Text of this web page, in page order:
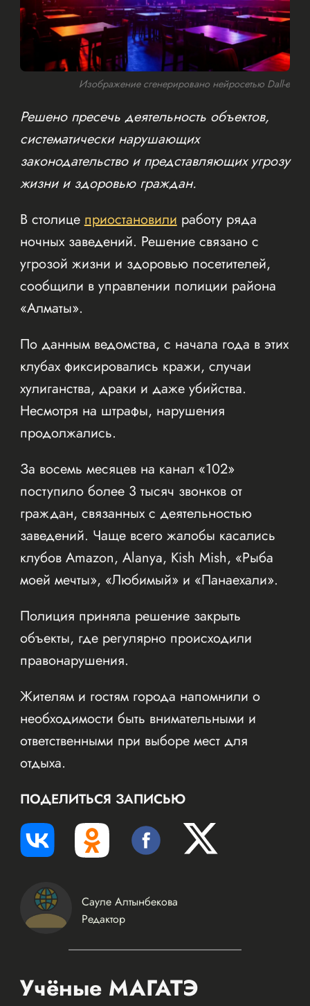
Изображение сгенерировано нейросетью Dall-e
Решено пресечь деятельность объектов,
систематически нарушающих
законодательство и представляющих угрозу
жизни и здоровью граждан.
В столицеприостановилиработу ряда
ночных заведений. Решение связано с
угрозой жизни и здоровью посетителей,
сообщили в управлении полиции района
«Алматы».
По данным ведомства, с начала года в этих
клубах фиксировались кражи, случаи
хулиганства, драки и даже убийства.
Несмотря на штрафы, нарушения
продолжались.
За восемь месяцев на канал «102»
поступило более 3 тысяч звонков от
граждан, связанных с деятельностью
заведений. Чаще всего жалобы касались
клубов Amazon, Alanya, Kish Mish, «Рыба
моей мечты», «Любимый» и «Панаехали».
Полиция приняла решение закрыть
объекты, где регулярно происходили
правонарушения.
Жителям и гостям города напомнили о
необходимости быть внимательными и
ответственными при выборе мест для
отдыха.
ПОДЕЛИТЬСЯ ЗАПИСЬЮ
Сауле Алтынбекова
Редактор
Учёные МАГАТЭ